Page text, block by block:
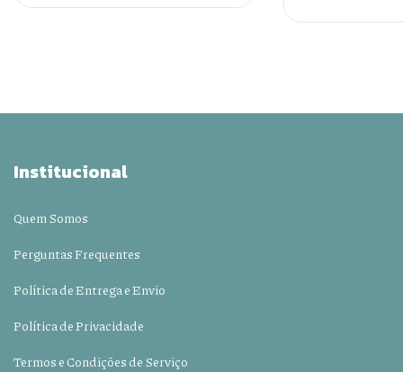
Institucional
Quem Somos
Perguntas Frequentes
Política de Entrega e Envio
Política de Privacidade
Termos e Condições de Serviço